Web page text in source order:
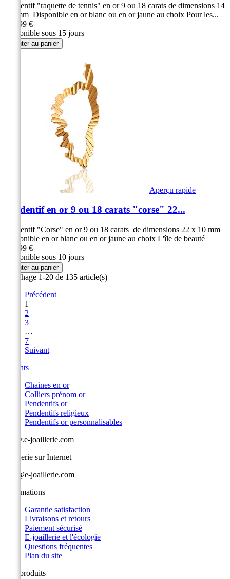
Pendentif "raquette de tennis" en or 9 ou 18 carats de dimensions 14
x 5 mm Disponible en or blanc ou en or jaune au choix Pour les...
149,99 €
Disponible sous 15 jours
Ajouter au panier
Aperçu rapide
Pendentif en or 9 ou 18 carats "corse" 22...
Pendentif "Corse" en or 9 ou 18 carats de dimensions 22 x 10 mm
Disponible en or blanc ou en or jaune au choix L'île de beauté
149,99 €
Disponible sous 10 jours
Ajouter au panier
Affichage 1-20 de 135 article(s)
Précédent
1
2
3
…
7
Suivant
Enfants
Chaines en or
Colliers prénom or
Pendentifs or
Pendentifs religieux
Pendentifs or personnalisables
www.e-joaillerie.com
Joaillerie sur Internet
info@e-joaillerie.com
Informations
Garantie satisfaction
Livraisons et retours
Paiement sécurisé
E-joaillerie et l'écologie
Questions fréquentes
Plan du site
Nos produits